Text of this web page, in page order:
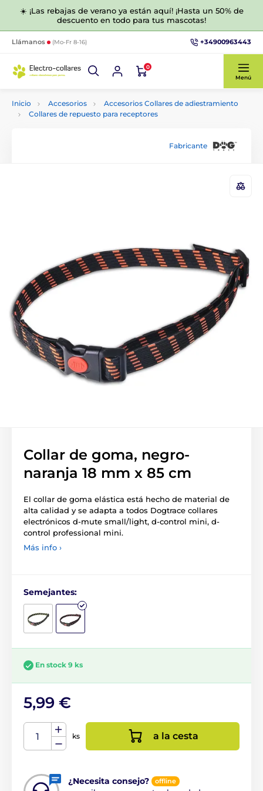
☀️ ¡Las rebajas de verano ya están aquí! ¡Hasta un 50% de
descuento en todo para tus mascotas!
Llámanos (Mo-Fr 8-16) +34900963443
0
Menú
Inicio Accesorios
Accesorios Collares de adiestramiento
Collares de repuesto para receptores
Fabricante
Collar de goma, negro-
naranja 18 mm x 85 cm
El collar de goma elástica está hecho de material de
alta calidad y se adapta a todos Dogtrace collares
electrónicos d-mute small/light, d-control mini, d-
control professional mini.
Más info ›
Semejantes:
En stock 9 ks
5,99 €
ks a la cesta
¿Necesita consejo? offline